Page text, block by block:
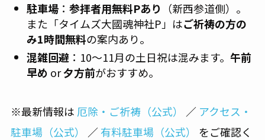
駐車場： 参拝者用無料Pあり （新西参道側）。
また「タイムズ大國魂神社P」はご祈祷の方の
み1時間無料の案内あり。
混雑回避：10〜11月の土日祝は混みます。 午前
早め or夕方前がおすすめ。
※最新情報は 厄除・ご祈祷（公式） ／ アクセス・
駐車場（公式）
／有料駐車場（公式）
をご確認く